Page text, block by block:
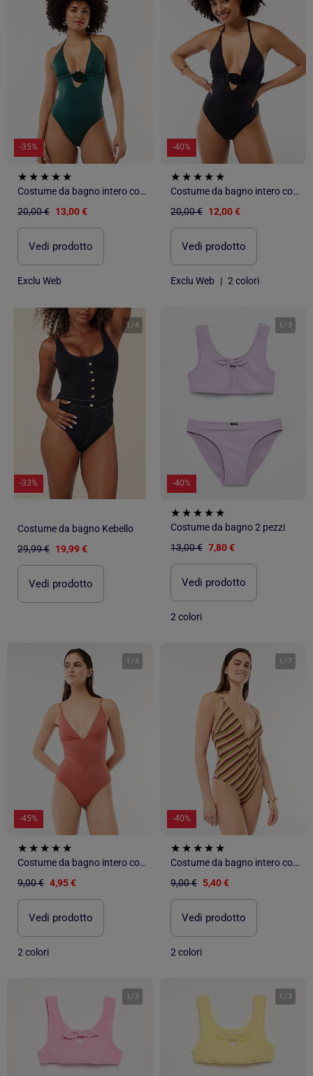
-35%
Costume da bagno intero con fiore sullo scollo
20,00 € 13,00 €
Vedi prodotto
Exclu Web
-40%
Costume da bagno intero con fiore sullo scollo
20,00 € 12,00 €
Vedi prodotto
Exclu Web | 2 colori
1 /4
-33%
Costume da bagno Kebello
29,99 € 19,99 €
Vedi prodotto
1 / 3
-40%
Costume da bagno 2 pezzi
13,00 € 7,80 €
Vedi prodotto
2 colori
1 /4
-45%
Costume da bagno intero con scollatura profonda e dettaglio gioiello
9,00 € 4,95 €
Vedi prodotto
2 colori
1 / 7
-40%
Costume da bagno intero con scollatura profonda e dettaglio gioiello
9,00 € 5,40 €
Vedi prodotto
2 colori
1 / 3 1 / 3